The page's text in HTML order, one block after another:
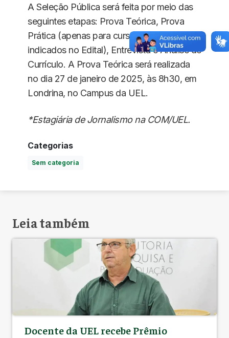
A Seleção Pública será feita por meio das
seguintes etapas: Prova Teórica, Prova
Prática (apenas para cursos específicos
indicados no Edital), Entrevista e Análise de
Currículo. A Prova Teórica será realizada
no dia 27 de janeiro de 2025, às 8h30, em
Londrina, no Campus da UEL.
*Estagiária de Jornalismo na COM/UEL.
Categorias
Sem categoria
Leia também
Docente da UEL recebe Prêmio